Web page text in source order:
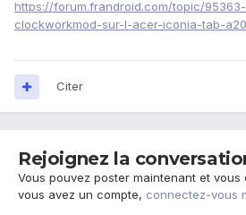
https://forum.frandroid.com/topic/
clockworkmod-sur-l-acer-iconia-tab-
Citer
Rejoignez la
Vous pouvez poster maintenant et vous
vous avez un compte, connectez-vous